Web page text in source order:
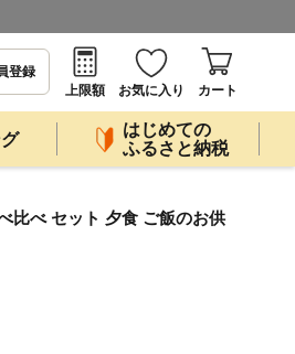
登録
上限額
お気に入り カート
はじめての
ふるさと納税
比べ セット 夕食 ご飯のお供